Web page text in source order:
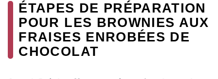
ÉTAPES DE PRÉPARATION
POUR LES BROWNIES AUX
FRAISES ENROBÉES DE
CHOCOLAT